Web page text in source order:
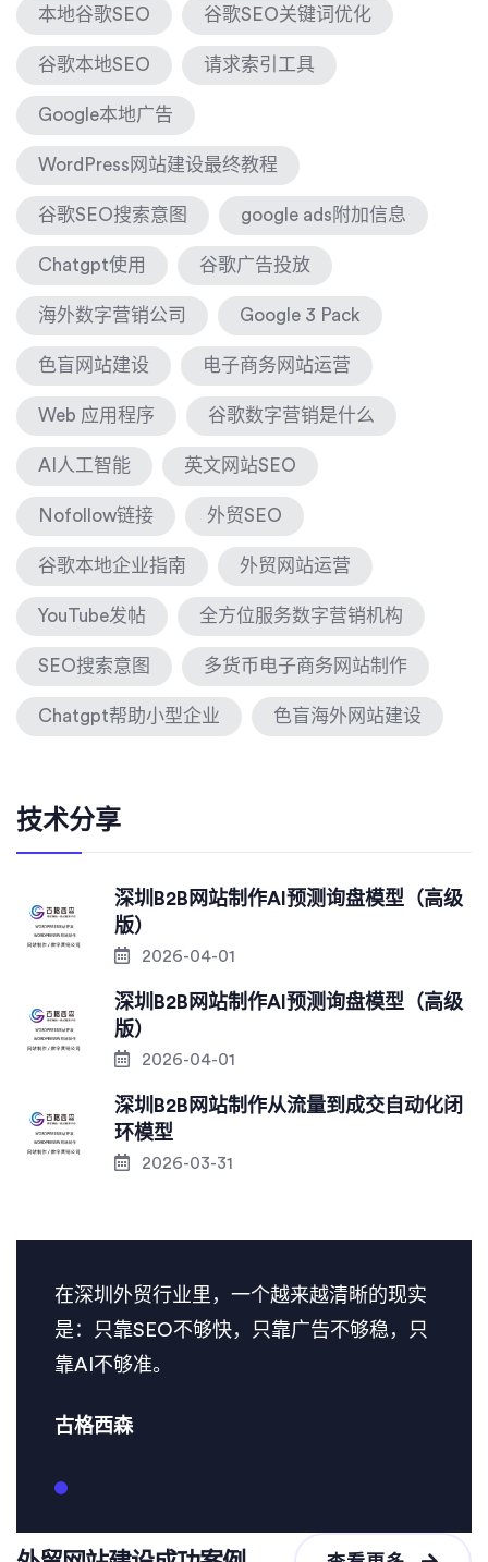
本地谷歌SEO 谷歌SEO关键词优化
谷歌本地SEO 请求索引工具
Google本地广告
WordPress网站建设最终教程
谷歌SEO搜索意图 google ads附加信息
Chatgpt使用 谷歌广告投放
海外数字营销公司 Google 3 Pack
色盲网站建设 电子商务网站运营
Web 应用程序 谷歌数字营销是什么
AI人工智能 英文网站SEO
Nofollow链接 外贸SEO
谷歌本地企业指南 外贸网站运营
YouTube发帖 全方位服务数字营销机构
SEO搜索意图 多货币电子商务网站制作
Chatgpt帮助小型企业 色盲海外网站建设
技术分享
深圳B2B网站制作AI预测询盘模型（高级
版）
2026-04-01
深圳B2B网站制作AI预测询盘模型（高级
版）
2026-04-01
深圳B2B网站制作从流量到成交自动化闭
环模型
2026-03-31
在深圳外贸行业里，一个越来越清晰的现实
是：只靠SEO不够快，只靠广告不够稳，只
靠AI不够准。
古格西森